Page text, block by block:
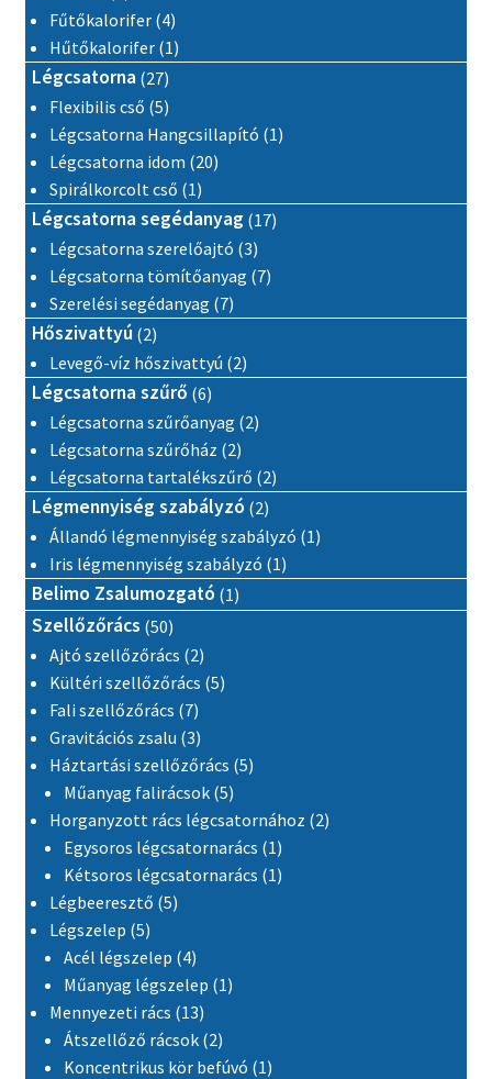
Fűtőkalorifer 44 termék
Hűtőkalorifer 11 termék
Légcsatorna 2727 termék
Flexibilis cső 55 termék
Légcsatorna Hangcsillapító 11 termék
Légcsatorna idom 2020 termék
Spirálkorcolt cső 11 termék
Légcsatorna segédanyag 1717 termék
Légcsatorna szerelőajtó 33 termék
Légcsatorna tömítőanyag 77 termék
Szerelési segédanyag 77 termék
Hőszivattyú 22 termék
Levegő-víz hőszivattyú 22 termék
Légcsatorna szűrő 66 termék
Légcsatorna szűrőanyag 22 termék
Légcsatorna szűrőház 22 termék
Légcsatorna tartalékszűrő 22 termék
Légmennyiség szabályzó 22 termék
Állandó légmennyiség szabályzó 11 termék
Iris légmennyiség szabályzó 11 termék
Belimo Zsalumozgató 11 termék
Szellőzőrács 5050 termék
Ajtó szellőzőrács 22 termék
Kültéri szellőzőrács 55 termék
Fali szellőzőrács 77 termék
Gravitációs zsalu 33 termék
Háztartási szellőzőrács 55 termék
Műanyag falirácsok 55 termék
Horganyzott rács légcsatornához 22 termék
Egysoros légcsatornarács 11 termék
Kétsoros légcsatornarács 11 termék
Légbeeresztő 55 termék
Légszelep 55 termék
Acél légszelep 44 termék
Műanyag légszelep 11 termék
Mennyezeti rács 1313 termék
Átszellőző rácsok 22 termék
Koncentrikus kör befúvó 11 termék